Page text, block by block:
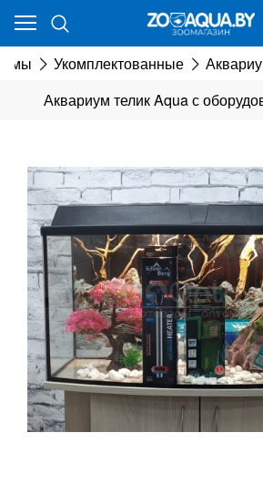
Укомплектованные
Аквариум телик Aqua с
Ваш город - Минск,
ДА НЕТ